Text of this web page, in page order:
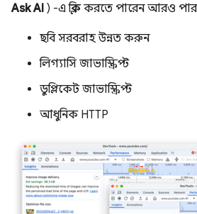
Ask AI ) -এ ক্লিক করতে পারেন আরও
ছবি সরবরাহ উন্নত করুন
লিগ্যাসি জাভাস্ক্রিপ্ট
ডুপ্লিকেট জাভাস্ক্রিপ্ট
আধুনিক HTTP